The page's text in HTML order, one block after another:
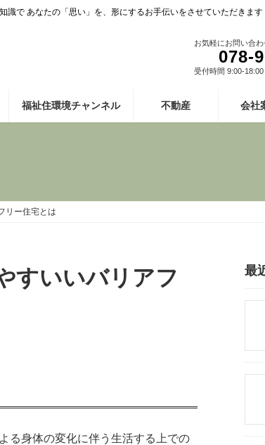
で あなたの「思い」を、形にするお手伝いをさせていただきます
お気軽にお問い合わ
078-
受付時間 9:00-
福祉住環境チャンネル 不動産 会社
リー住宅とは
すいいバリアフ
る身体の変化に伴う生活する上での
最